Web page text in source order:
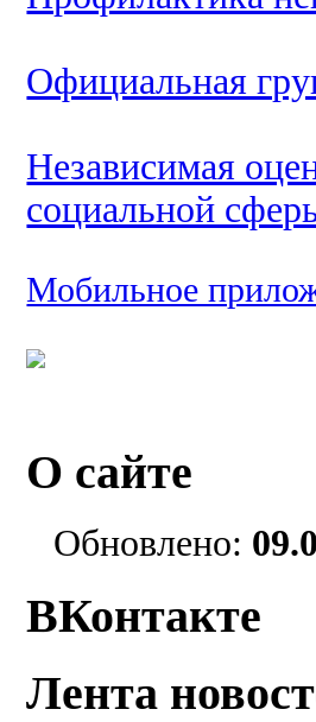
Официальная
Независимая
социальной
Мобильное
О сайте
Обновлено:
ВКонтакте
Лента